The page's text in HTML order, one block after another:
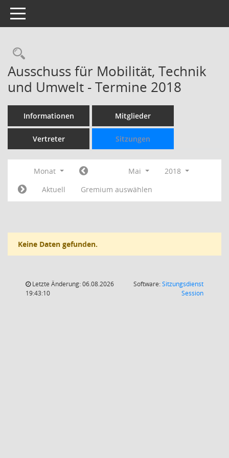
Toggle navigation
Rechercheauswahl
Ausschuss für Mobilität, Technik
und Umwelt - Termine 2018
Informationen Mitglieder
Vertreter Sitzungen
Monat Mai
2018
Aktuell
Gremium auswählen
Keine Daten gefunden.
Letzte Änderung: 06.08.2026
19:43:10
Software:Sitzungsdienst
Session(Wird in